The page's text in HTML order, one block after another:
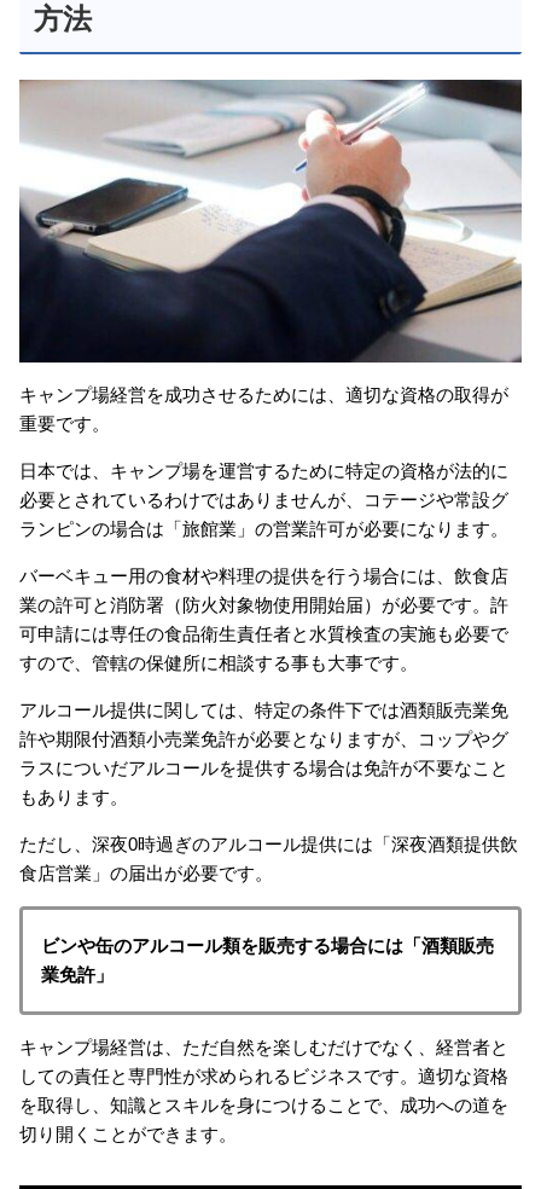
方法
キャンプ場経営を成功させるためには、適切な資格の取得が
重要です。
日本では、キャンプ場を運営するために特定の資格が法的に
必要とされているわけではありませんが、コテージや常設グ
ランピンの場合は「旅館業」の営業許可が必要になります。
バーベキュー用の食材や料理の提供を行う場合には、飲食店
業の許可と消防署（防火対象物使用開始届）が必要です。許
可申請には専任の食品衛生責任者と水質検査の実施も必要で
すので、管轄の保健所に相談する事も大事です。
アルコール提供に関しては、特定の条件下では酒類販売業免
許や期限付酒類小売業免許が必要となりますが、コップやグ
ラスについだアルコールを提供する場合は免許が不要なこと
もあります。
ただし、深夜0時過ぎのアルコール提供には「深夜酒類提供飲
食店営業」の届出が必要です。
ビンや缶のアルコール類を販売する場合には「酒類販売
業免許」
キャンプ場経営は、ただ自然を楽しむだけでなく、経営者と
しての責任と専門性が求められるビジネスです。適切な資格
を取得し、知識とスキルを身につけることで、成功への道を
切り開くことができます。